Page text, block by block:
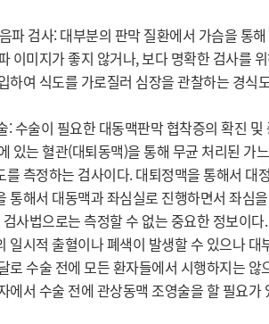
파 검사: 대부분의 판막 질환에서 가슴을 통
이미지가 좋지 않거나, 보다 명확한 검사를
하여 식도를 가로질러 심장을 관찰하는 경식
: 수술이 필요한 대동맥판막 협착증의 확진
있는 혈관(대퇴동맥)을 통해 무균 처리된 가
를 측정하는 검사이다. 대퇴정맥을 통해서 대
통해서 대동맥과 좌심실로 진행하면서 좌심
사법으로는 측정할 수 없는 중요한 정보이
일시적 출혈이나 폐색이 발생할 수 있으나
로 수술 전에 모든 환자들에서 시행하지는